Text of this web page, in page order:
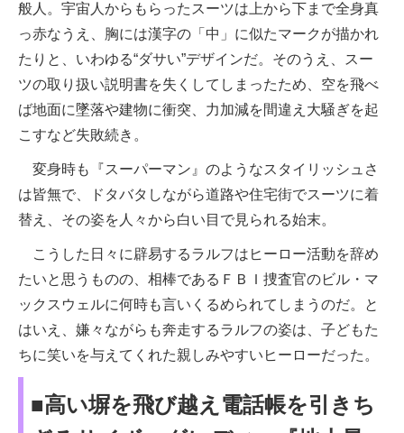
般人。宇宙人からもらったスーツは上から下まで全身真
っ赤なうえ、胸には漢字の「中」に似たマークが描かれ
たりと、いわゆる“ダサい”デザインだ。そのうえ、スー
ツの取り扱い説明書を失くしてしまったため、空を飛べ
ば地面に墜落や建物に衝突、力加減を間違え大騒ぎを起
こすなど失敗続き。
変身時も『スーパーマン』のようなスタイリッシュさ
は皆無で、ドタバタしながら道路や住宅街でスーツに着
替え、その姿を人々から白い目で見られる始末。
こうした日々に辟易するラルフはヒーロー活動を辞め
たいと思うものの、相棒であるＦＢＩ捜査官のビル・マ
ックスウェルに何時も言いくるめられてしまうのだ。と
はいえ、嫌々ながらも奔走するラルフの姿は、子どもた
ちに笑いを与えてくれた親しみやすいヒーローだった。
■高い塀を飛び越え電話帳を引きち